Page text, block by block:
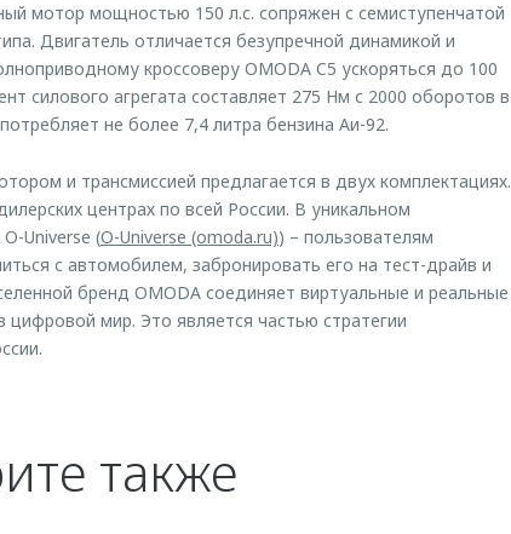
мотор мощностью 150 л.с. сопряжен с семиступенчатой
Двигатель отличается безупречной динамикой и
кроссоверу OMODA C5 ускоряться до 100
силового агрегата составляет 275 Нм с 2000 оборотов в
не более 7,4 литра бензина Аи-92.
и трансмиссией предлагается в двух комплектациях.
центрах по всей России. В уникальном
Universe (O-Universe (omoda.ru)) – пользователям
с автомобилем, забронировать его на тест-драйв и
бренд OMODA соединяет виртуальные и реальные
мир. Это является частью стратегии
также